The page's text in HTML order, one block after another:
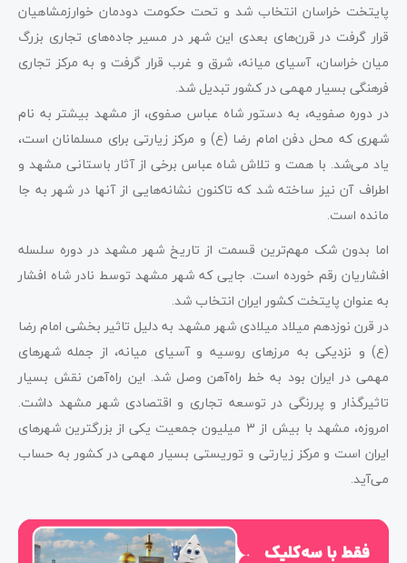
پایتخت خراسان انتخاب شد و تحت حکومت دودمان خوارزمشاهیان
قرار گرفت در قرن‌های بعدی این شهر در مسیر جاده‌های تجاری بزرگ
میان خراسان، آسیای میانه، شرق و غرب قرار گرفت و به مرکز تجاری
فرهنگی بسیار مهمی در کشور تبدیل شد.
در دوره صفویه، به دستور شاه عباس صفوی، از مشهد بیشتر به نام
شهری که محل دفن امام رضا (ع) و مرکز زیارتی برای مسلمانان است،
یاد می‌شد. با همت و تلاش شاه عباس برخی از آثار باستانی مشهد و
اطراف آن نیز ساخته شد که تاکنون نشانه‌هایی از آنها در شهر به جا
مانده است.
اما بدون شک مهم‌ترین قسمت از تاریخ شهر مشهد در دوره سلسله
افشاریان رقم خورده است. جایی که شهر مشهد توسط نادر شاه افشار
به عنوان پایتخت کشور ایران انتخاب شد.
در قرن نوزدهم میلاد میلادی شهر مشهد به دلیل تاثیر بخشی امام رضا
(ع) و نزدیکی به مرزهای روسیه و آسیای میانه، از جمله شهرهای
مهمی در ایران بود به خط راه‌آهن وصل شد. این راه‌آهن نقش بسیار
تاثیرگذار و پررنگی در توسعه تجاری و اقتصادی شهر مشهد داشت.
امروزه، مشهد با بیش از 3 میلیون جمعیت یکی از بزرگترین شهرهای
ایران است و مرکز زیارتی و توریستی بسیار مهمی در کشور به حساب
می‌آید.